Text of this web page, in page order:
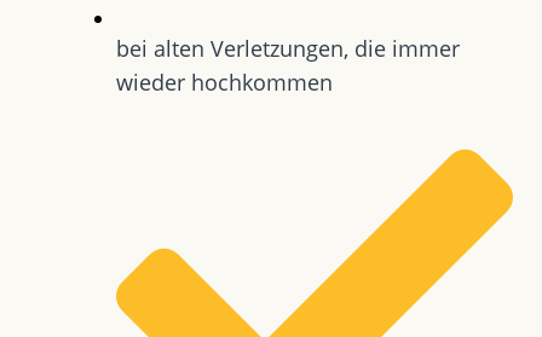
bei alten Verletzungen, die immer
wieder hochkommen